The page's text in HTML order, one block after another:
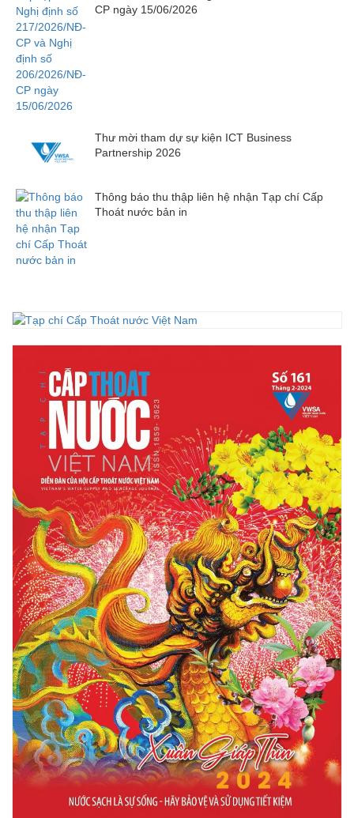
CP ngày 15/06/2026
Thư mời tham dự sự kiện ICT Business
Partnership 2026
Thông báo thu thập liên hệ nhận Tạp chí Cấp
Thoát nước bản in